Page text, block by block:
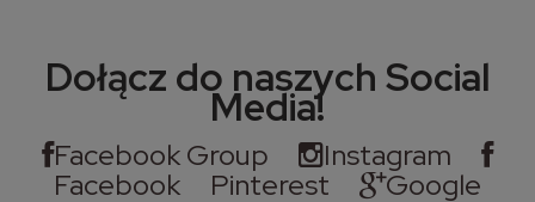
Dołącz do naszych Social
Media!
Facebook Group
Instagram
Facebook
Pinterest Google